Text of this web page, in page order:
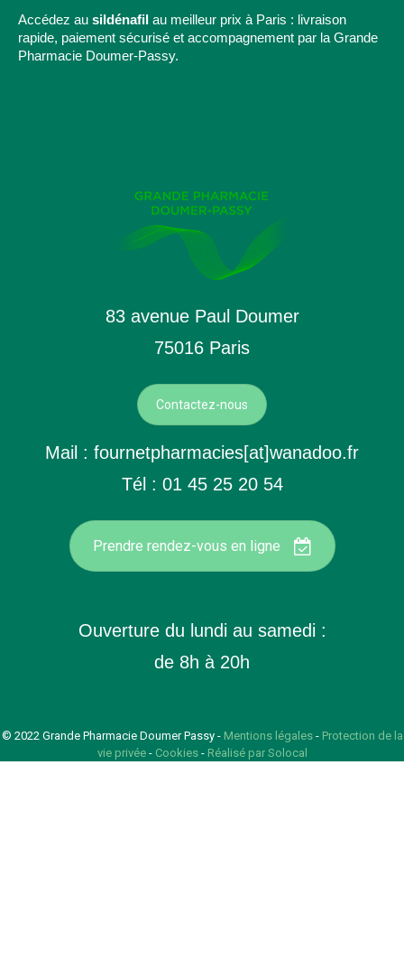
Accédez au sildénafil au meilleur prix à Paris : livraison
rapide, paiement sécurisé et accompagnement par la Grande
Pharmacie Doumer-Passy.
Mail : fournetpharmacies[at]wanadoo.fr
Tél : 01 45 25 20 54
83 avenue Paul Doumer
75016 Paris
Contactez-nous
Prendre rendez-vous en ligne
Ouverture du lundi au samedi :
de 8h à 20h
© 2022 Grande Pharmacie Doumer Passy - Mentions légales- Protection de la
vie privée- Cookies- Réalisé par Solocal